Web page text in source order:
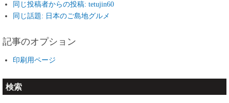
同じ投稿者からの投稿: tetujin60
同じ話題: 日本のご島地グルメ
記事のオプション
印刷用ページ
検索